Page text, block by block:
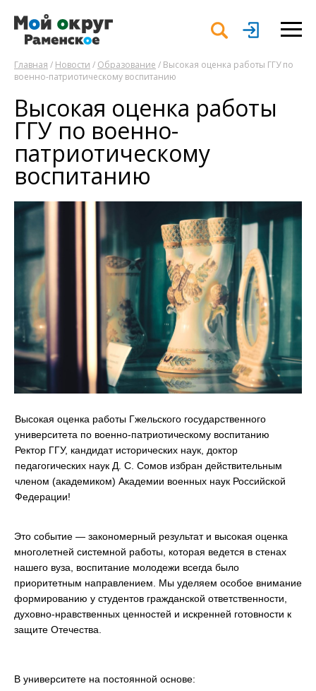
Главная / Новости / Образование / Высокая оценка работы ГГУ по
военно-патриотическому воспитанию
Высокая оценка работы
ГГУ по военно-
патриотическому
воспитанию
Высокая оценка работы Гжельского государственного
университета по военно-патриотическому воспитанию
Ректор ГГУ, кандидат исторических наук, доктор
педагогических наук Д. С. Сомов избран действительным
членом (академиком) Академии военных наук Российской
Федерации!
Это событие — закономерный результат и высокая оценка
многолетней системной работы, которая ведется в стенах
нашего вуза, воспитание молодежи всегда было
приоритетным направлением. Мы уделяем особое внимание
формированию у студентов гражданской ответственности,
духовно-нравственных ценностей и искренней готовности к
защите Отечества.
В университете на постоянной основе: